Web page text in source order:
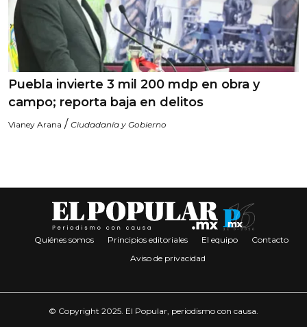
Puebla invierte 3 mil 200 mdp en obra y
campo; reporta baja en delitos
Vianey Arana / Ciudadanía y Gobierno
Quiénes somos Principios editoriales El equipo
Contacto
Aviso de privacidad
© Copyright 2025. El Popular, periodismo con causa.